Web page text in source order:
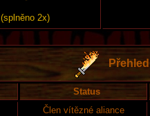
(splněno 2x)
Status
Člen vítězné aliance